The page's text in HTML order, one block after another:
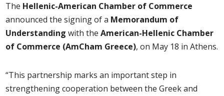
The Hellenic-American Chamber of Commerce
announced the signing of a Memorandum of
Understanding with the American-Hellenic Chamber
of Commerce (AmCham Greece), on May 18 in Athens.
“This partnership marks an important step in
strengthening cooperation between the Greek and